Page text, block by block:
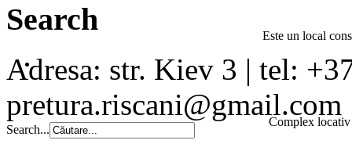
Este un local
Complex
Search
Adresa: str. Kiev 3 | tel:
pretura.riscani@gmail.com
Search...